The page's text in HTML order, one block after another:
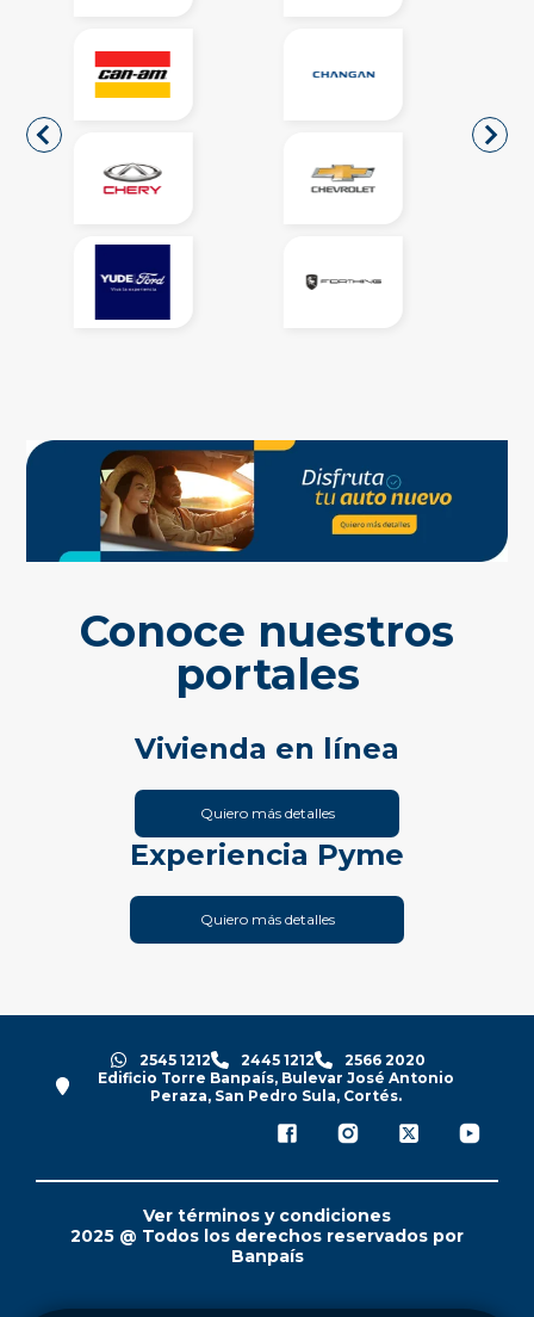
Conoce nuestros
portales
Vivienda en línea
Quiero más detalles
Experiencia Pyme
Quiero más detalles
2545 1212 2445 1212
2566 2020
Edificio Torre Banpaís, Bulevar José Antonio
Peraza, San Pedro Sula, Cortés.
Ver términos y condiciones
2025 @ Todos los derechos reservados por
Banpaís